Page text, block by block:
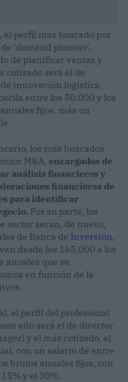
el perfil más buscado por
'demand planner',
de planificar ventas y
cotizado será el de
innovación logística,
entre los 50.000 y los
fijos, más un
los más buscados
M&A, encargados de
análisis financieros y
financieras de
para identificar
Por su parte, los
sector serán, de nuevo,
de Banca de Inversión,
desde los 165.000 a los
anuales que se
en función de la
el perfil del profesional
año será el de director
y el más cotizado, el
con un salario de entre
brutos anuales fijos, con
y el 30%.